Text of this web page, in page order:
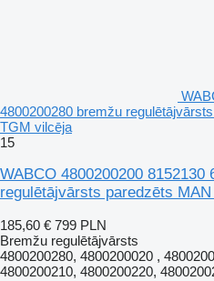
4800200280 bremžu
TGM vilcēja
15
WABCO 4800200200 8152130
regulētājvārsts paredzēts
185,60 € 799 PLN
Bremžu regulētājvārsts
4800200280, 4800200020 ,
4800200210, 4800200220,